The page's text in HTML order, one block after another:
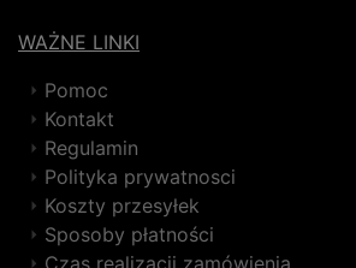
WAŻNE LINKI
Pomoc
Kontakt
Regulamin
Polityka prywatnosci
Koszty przesyłek
Sposoby płatności
Czas realizacji zamówienia